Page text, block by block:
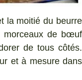
la moitié du beurre
morceaux de bœuf
de tous côtés.
et à mesure dans